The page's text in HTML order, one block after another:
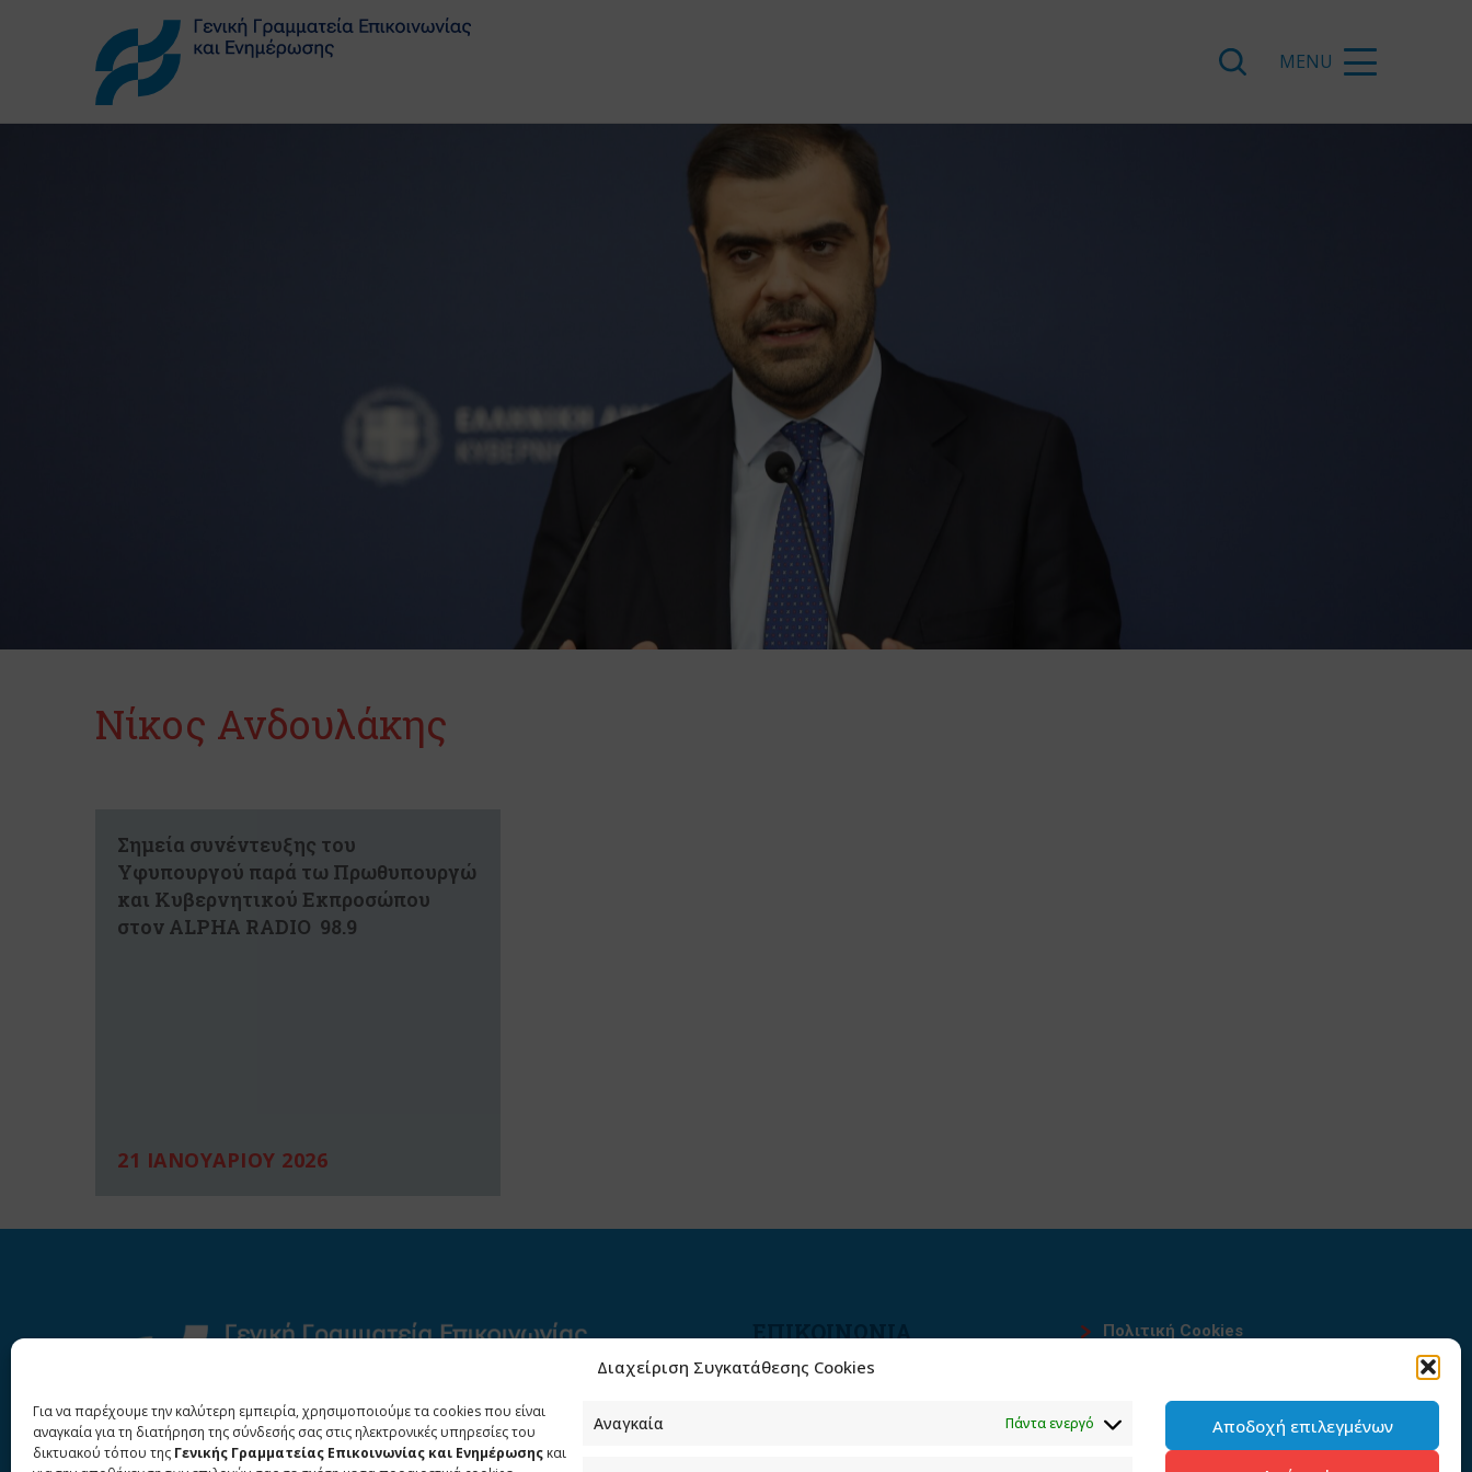
Διαχείριση Συγκατάθεσης Cookies
Για να παρέχουμε την καλύτερη εμπειρία, χρησιμοποιούμε τα cookies που είναι
αναγκαία για τη διατήρηση της σύνδεσής σας στις ηλεκτρονικές υπηρεσίες του
δικτυακού τόπου της Γενικής Γραμματείας Επικοινωνίας και Ενημέρωσης και
Αναγκαία Πάντα ενεργό Αποδοχή επιλεγμένων
Νίκος Ανδουλάκης
Σημεία συνέντευξης του
Υφυπουργού παρά τω Πρωθυπουργώ
και Κυβερνητικού Εκπροσώπου
στον ALPHA RADIO 98.9
21 ΙΑΝΟΥΑΡΙΟΥ 2026
ΕΠΙΚΟΙΝΩΝΙΑ
Φραγκούδη 11 & Αλεξάνδρου
Πολιτική Cookies
Πολιτική προστασίας
προσωπικών δεδομένων του
παρόντος ιστότοπου